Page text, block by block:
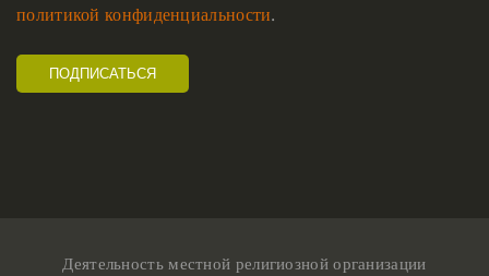
политикой конфиденциальности.
Деятельность местной религиозной организации